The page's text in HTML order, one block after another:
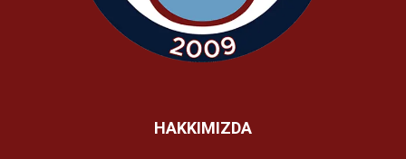
HAKKIMIZDA